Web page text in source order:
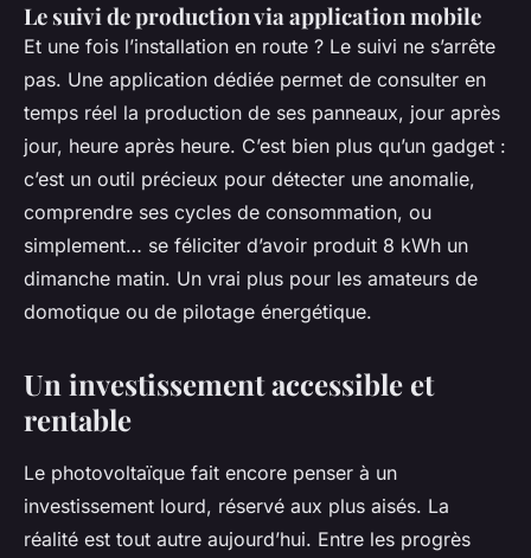
Le suivi de production via application mobile
Et une fois l’installation en route ? Le suivi ne s’arrête
pas. Une application dédiée permet de consulter en
temps réel la production de ses panneaux, jour après
jour, heure après heure. C’est bien plus qu’un gadget :
c’est un outil précieux pour détecter une anomalie,
comprendre ses cycles de consommation, ou
simplement… se féliciter d’avoir produit 8 kWh un
dimanche matin. Un vrai plus pour les amateurs de
domotique ou de pilotage énergétique.
Un investissement accessible et
rentable
Le photovoltaïque fait encore penser à un
investissement lourd, réservé aux plus aisés. La
réalité est tout autre aujourd’hui. Entre les progrès